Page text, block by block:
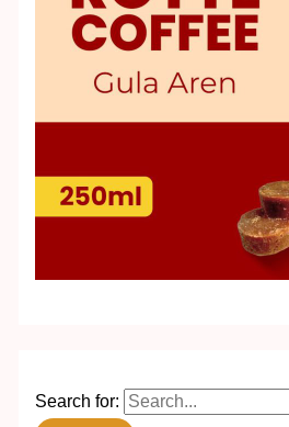
Search for: